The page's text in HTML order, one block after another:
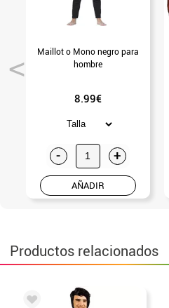
Maillot o Mono negro para
hombre
8.99€
- +
AÑADIR
Productos relacionados